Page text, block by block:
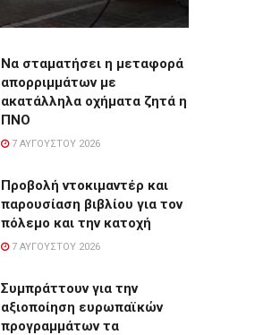
Να σταματήσει η μεταφορά
απορριμμάτων με
ακατάλληλα οχήματα ζητά η
ΠΝΟ
7 ΑΥΓΟΎΣΤΟΥ 2026
Προβολή ντοκιμαντέρ και
παρουσίαση βιβλίου για τον
πόλεμο και την κατοχή
7 ΑΥΓΟΎΣΤΟΥ 2026
Συμπράττουν για την
αξιοποίηση ευρωπαϊκών
προγραμμάτων τα